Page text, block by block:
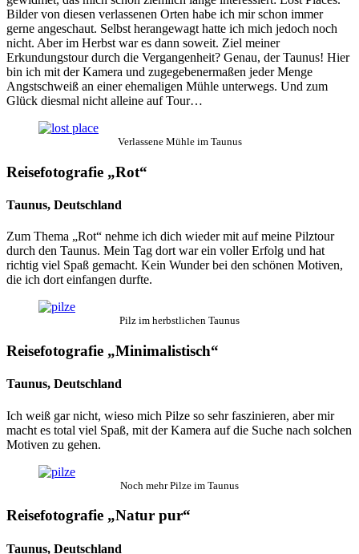
Bilder von diesen verlassenen Orten habe ich mir schon immer
gerne angeschaut. Selbst herangewagt hatte ich mich jedoch noch
nicht. Aber im Herbst war es dann soweit. Ziel meiner
Erkundungstour durch die Vergangenheit? Genau, der Taunus! Hier
bin ich mit der Kamera und zugegebenermaßen jeder Menge
Angstschweiß an einer ehemaligen Mühle unterwegs. Und zum
Glück diesmal nicht alleine auf Tour…
Verlassene Mühle im Taunus
Reisefotografie „Rot“
Taunus, Deutschland
Zum Thema „Rot“ nehme ich dich wieder mit auf meine Pilztour
durch den Taunus. Mein Tag dort war ein voller Erfolg und hat
richtig viel Spaß gemacht. Kein Wunder bei den schönen Motiven,
die ich dort einfangen durfte.
Pilz im herbstlichen Taunus
Reisefotografie „Minimalistisch“
Taunus, Deutschland
Ich weiß gar nicht, wieso mich Pilze so sehr faszinieren, aber mir
macht es total viel Spaß, mit der Kamera auf die Suche nach solchen
Motiven zu gehen.
Noch mehr Pilze im Taunus
Reisefotografie „Natur pur“
Taunus, Deutschland